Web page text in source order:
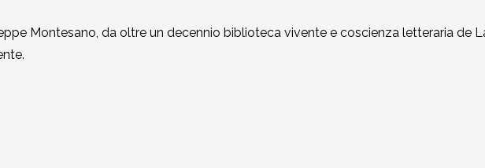
Montesano, da oltre un decennio biblioteca vivente e coscienza letteraria de